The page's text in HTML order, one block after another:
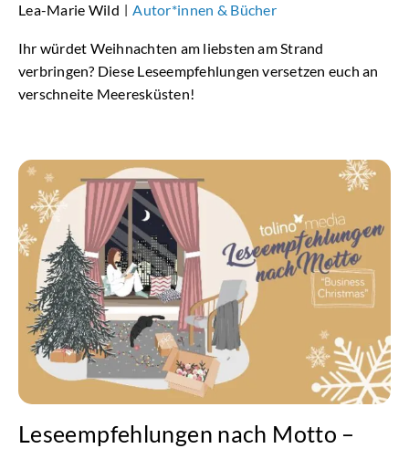
Lea-Marie Wild | Autor*innen & Bücher
Ihr würdet Weihnachten am liebsten am Strand
verbringen? Diese Leseempfehlungen versetzen euch an
verschneite Meeresküsten!
Leseempfehlungen nach Motto –